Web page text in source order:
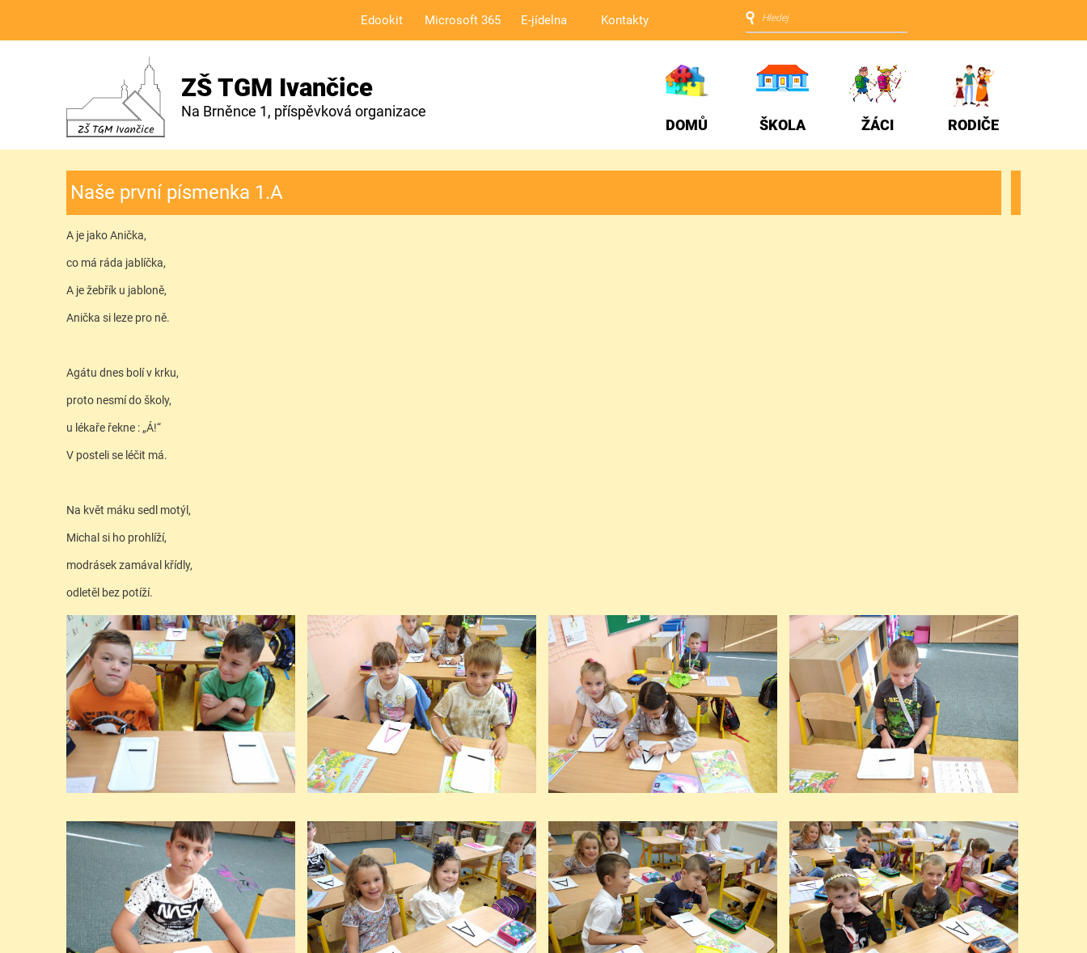
Edookit Microsoft 365 E-jídelna Kontakty
ZŠ TGM Ivančice
Na Brněnce 1, příspěvková organizace
DOMŮ
ŠKOLA ŽÁCI RODIČE
Naše první písmenka 1.A
A je jako Anička,
co má ráda jablíčka,
A je žebřík u jabloně,
Anička si leze pro ně.
Agátu dnes bolí v krku,
proto nesmí do školy,
u lékaře řekne : „Á!“
V posteli se léčit má.
Na květ máku sedl motýl,
Michal si ho prohlíží,
modrásek zamával křídly,
odletěl bez potíží.